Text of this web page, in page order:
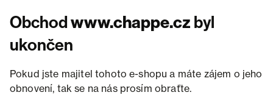
Obchodwww.chappe.cz byl
ukončen
Pokud jste majitel tohoto e-shopu a máte zájem o jeho
obnovení, tak se na nás prosím obraťte.